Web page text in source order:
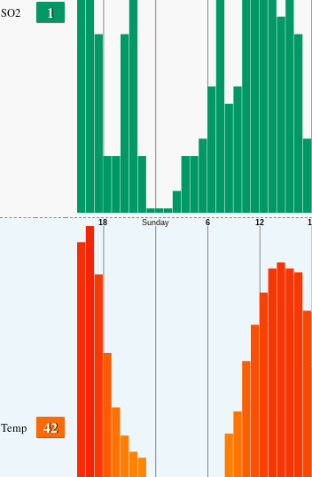
SO2 1
Temp 42